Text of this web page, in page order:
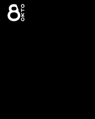
Zum
Inhalt
springen